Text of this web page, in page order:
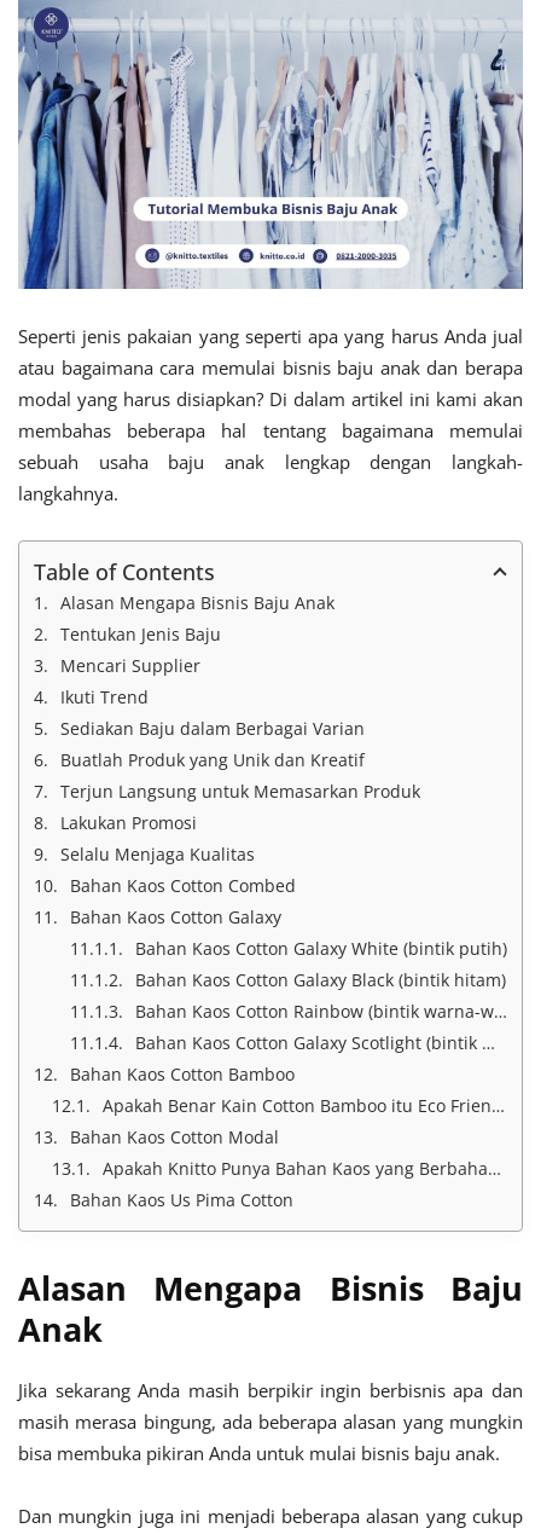
Seperti jenis pakaian yang seperti apa yang harus Anda jual
atau bagaimana cara memulai bisnis baju anak dan berapa
modal yang harus disiapkan? Di dalam artikel ini kami akan
membahas beberapa hal tentang bagaimana memulai
sebuah usaha baju anak lengkap dengan langkah-
langkahnya.
Table of Contents
Alasan Mengapa Bisnis Baju Anak
Tentukan Jenis Baju
Mencari Supplier
Ikuti Trend
Sediakan Baju dalam Berbagai Varian
Buatlah Produk yang Unik dan Kreatif
Terjun Langsung untuk Memasarkan Produk
Lakukan Promosi
Selalu Menjaga Kualitas
Bahan Kaos Cotton Combed
Bahan Kaos Cotton Galaxy
Bahan Kaos Cotton Galaxy White (bintik putih)
Bahan Kaos Cotton Galaxy Black (bintik hitam)
Bahan Kaos Cotton Rainbow (bintik warna-warni)
Bahan Kaos Cotton Galaxy Scotlight (bintik warna-warni lebih terang)
Bahan Kaos Cotton Bamboo
Apakah Benar Kain Cotton Bamboo itu Eco Friendly?
Bahan Kaos Cotton Modal
Apakah Knitto Punya Bahan Kaos yang Berbahan Organik Selain Cotton Bamboo?
Bahan Kaos Us Pima Cotton
Alasan Mengapa Bisnis Baju
Anak
Jika sekarang Anda masih berpikir ingin berbisnis apa dan
masih merasa bingung, ada beberapa alasan yang mungkin
bisa membuka pikiran Anda untuk mulai bisnis baju anak.
Dan mungkin juga ini menjadi beberapa alasan yang cukup